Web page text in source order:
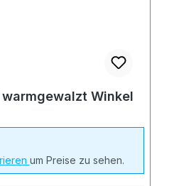
Winkel
um Preise zu sehen.